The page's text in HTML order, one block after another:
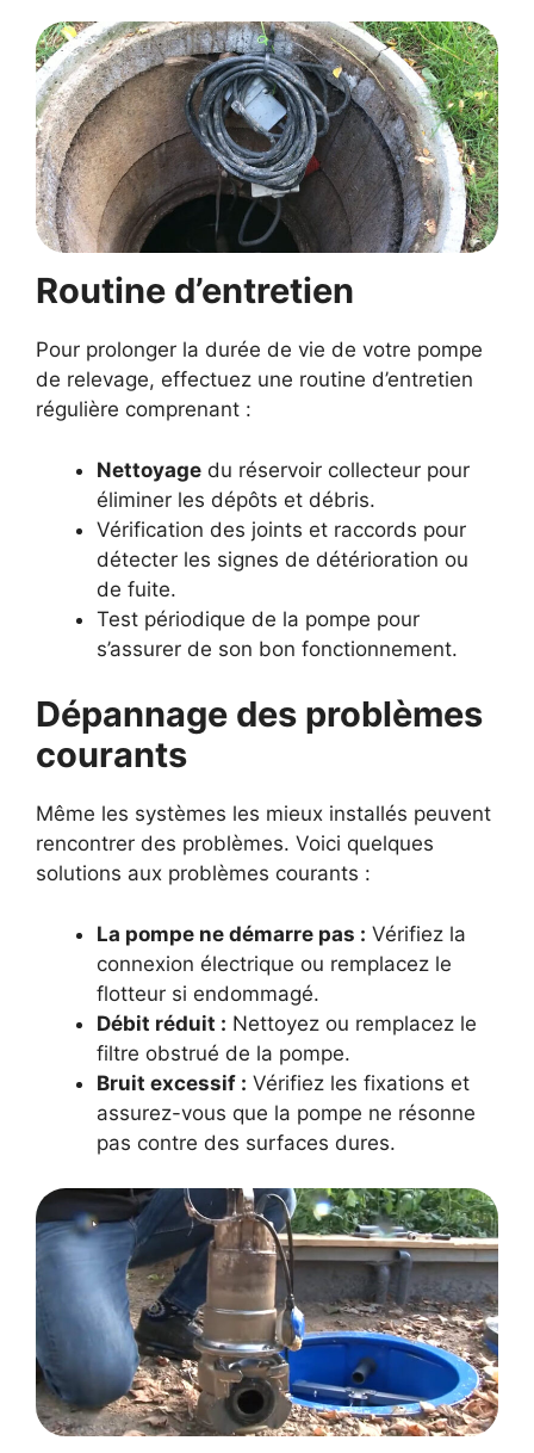
Routine d’entretien
Pour prolonger la durée de vie de votre pompe
de relevage, effectuez une routine d’entretien
régulière comprenant :
Nettoyage du réservoir collecteur pour
éliminer les dépôts et débris.
Vérification des joints et raccords pour
détecter les signes de détérioration ou
de fuite.
Test périodique de la pompe pour
s’assurer de son bon fonctionnement.
Dépannage des problèmes
courants
Même les systèmes les mieux installés peuvent
rencontrer des problèmes. Voici quelques
solutions aux problèmes courants :
La pompe ne démarre pas : Vérifiez la
connexion électrique ou remplacez le
flotteur si endommagé.
Débit réduit : Nettoyez ou remplacez le
filtre obstrué de la pompe.
Bruit excessif : Vérifiez les fixations et
assurez-vous que la pompe ne résonne
pas contre des surfaces dures.